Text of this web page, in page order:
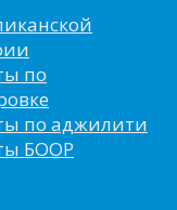
по
по аджилити
БООР